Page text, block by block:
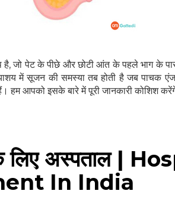
है, जो पेट के पीछे और छोटी आंत के पहले भाग के
में सूजन की समस्या तब होती है जब पाचक
आपको इसके बारे में पूरी जानकारी कोशिश
लिए अस्पताल |
In India